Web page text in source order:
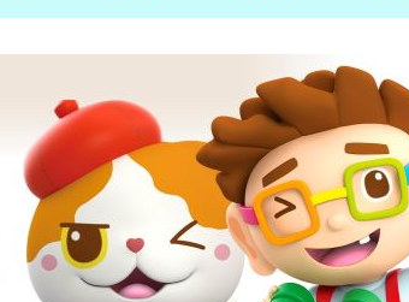
園生活
學指南
飲食
玩意
開箱
小百科
粒 MAC 教室」閱讀計劃及「語文的生命」書櫃捐贈
小童群益會
幼苗